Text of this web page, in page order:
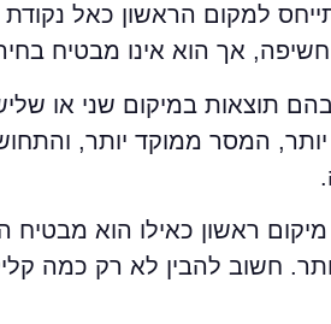
למקום הראשון כאל
אך הוא אינו מבטיח
תוצאות במיקום שני או
יותר, המסר ממוקד יותר,
ראשון כאילו הוא
חשוב להבין לא רק כמה